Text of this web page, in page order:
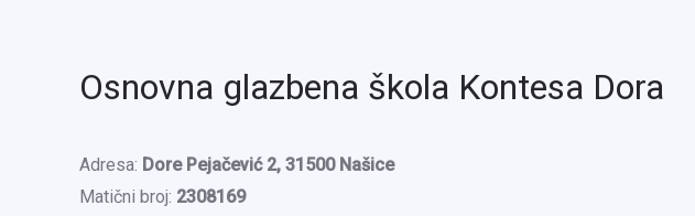
Osnovna glazbena škola Kontesa Dora
Adresa: Dore Pejačević 2, 31500 Našice
Matični broj: 2308169